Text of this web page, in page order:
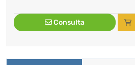
Consulta